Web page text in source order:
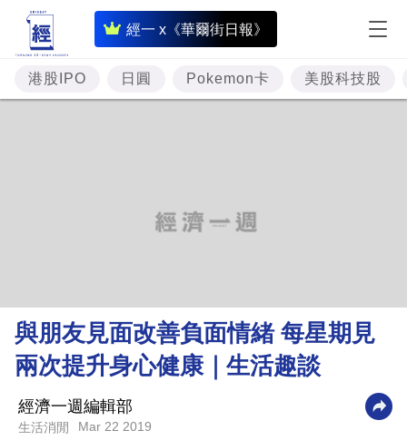
經一 x《華爾街日報》
即
時
財
經
理
財
商
業
科
港股IPO 日圓 Pokemon卡 美股科技股
與朋友見面改善負面情緒 每星期見
兩次提升身心健康｜生活趣談
經濟一週編輯部
生活消閒 Mar 22 2019